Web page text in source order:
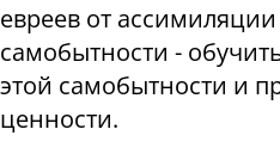
евреев от
самобытности -
этой самобытности и
ценности.